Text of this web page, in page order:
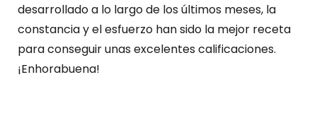
desarrollado a lo largo de los últimos meses, la
constancia y el esfuerzo han sido la mejor receta
para conseguir unas excelentes calificaciones.
¡Enhorabuena!